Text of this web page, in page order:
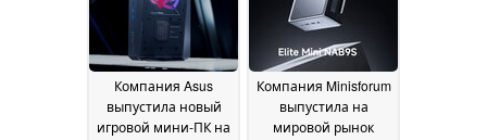
2026
Компания Asus
выпустила новый
игровой мини-ПК на
Компания Minisforum
выпустила на
мировой рынок